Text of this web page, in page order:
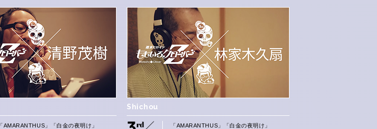
「AMARANTHUS」「白金の夜明け」
Shichou
「AMARANTHUS」「白金の夜明け」